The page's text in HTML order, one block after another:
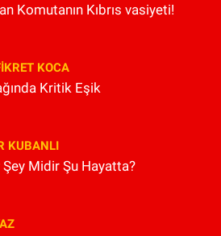
Komutanın Kıbrıs vasiyeti!
KOCA
Kritik Eşik
KUBANLI
Midir Şu Hayatta?